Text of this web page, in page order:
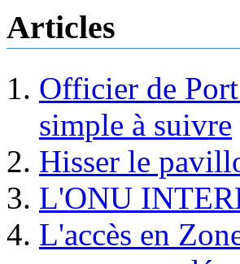
Articles
Officier de
simple à suivre
Hisser le
L'ONU
L'accès en